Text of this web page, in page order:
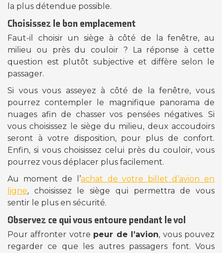
la plus détendue possible.
Choisissez le bon emplacement
Faut-il choisir un siège à côté de la fenêtre, au
milieu ou près du couloir ? La réponse à cette
question est plutôt subjective et diffère selon le
passager.
Si vous vous asseyez à côté de la fenêtre, vous
pourrez contempler le magnifique panorama de
nuages afin de chasser vos pensées négatives. Si
vous choisissez le siège du milieu, deux accoudoirs
seront à votre disposition, pour plus de confort.
Enfin, si vous choisissez celui près du couloir, vous
pourrez vous déplacer plus facilement.
Au moment de l’achat de votre billet d’avion en
ligne, choisissez le siège qui permettra de vous
sentir le plus en sécurité.
Observez ce qui vous entoure pendant le vol
Pour affronter votre peur de l’avion, vous pouvez
regarder ce que les autres passagers font. Vous